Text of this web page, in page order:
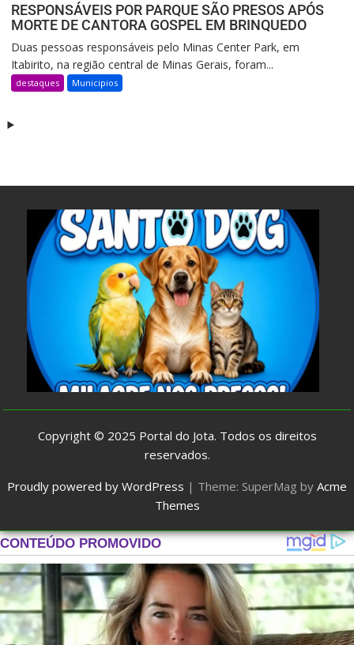
RESPONSÁVEIS POR PARQUE SÃO PRESOS APÓS
MORTE DE CANTORA GOSPEL EM BRINQUEDO
Duas pessoas responsáveis pelo Minas Center Park, em
Itabirito, na região central de Minas Gerais, foram...
destaques Municipios
Copyright © 2025 Portal do Jota. Todos os direitos
reservados.
Proudly powered by WordPress | Theme: SuperMag by Acme
Themes